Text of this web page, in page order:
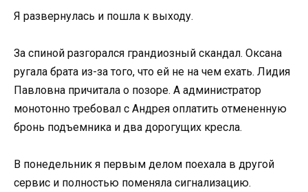
Я развернулась и пошла к выходу.
За спиной разгорался грандиозный скандал. Оксана
ругала брата из-за того, что ей не на чем ехать. Лидия
Павловна причитала о позоре. А администратор
монотонно требовал с Андрея оплатить отмененную
бронь подъемника и два дорогущих кресла.
В понедельник я первым делом поехала в другой
сервис и полностью поменяла сигнализацию.